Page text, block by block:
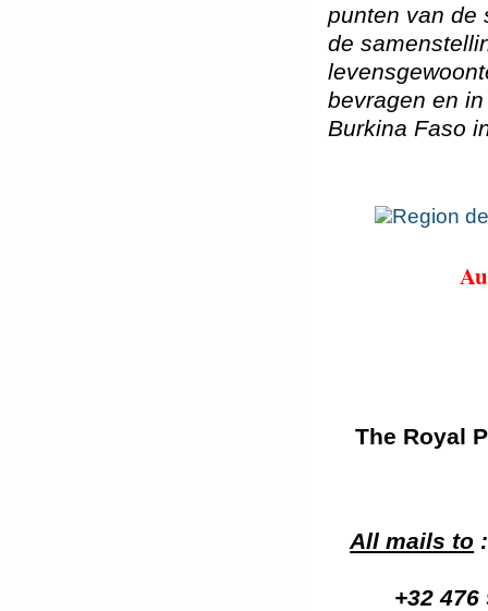
punten van de
de
bevragen en
Burkina Faso
The Royal
All mails to
+32 476